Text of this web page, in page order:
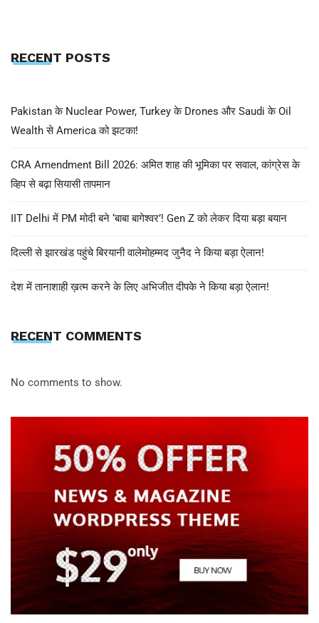
RECENT POSTS
Pakistan के Nuclear Power, Turkey के Drones और Saudi के Oil
Wealth से America को झटका!
CRA Amendment Bill 2026: अमित शाह की भूमिका पर सवाल, कांग्रेस के
व्हिप से बढ़ा सियासी तापमान
IIT Delhi में PM मोदी बने ‘बाबा बागेश्वर’! Gen Z को लेकर दिया बड़ा बयान
दिल्ली से झारखंड पहुंचे बिरयानी वालेमोहम्मद जुनैद ने किया बड़ा ऐलान!
देश में तानाशाही ख़त्म करने के लिए अभिजीत दीपके ने किया बड़ा ऐलान!
RECENT COMMENTS
No comments to show.